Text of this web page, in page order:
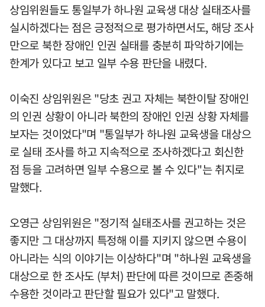
상임위원들도 통일부가 하나원 교육생 대상 실태조사를
실시하겠다는 점은 긍정적으로 평가하면서도, 해당 조사
만으로 북한 장애인 인권 실태를 충분히 파악하기에는
한계가 있다고 보고 일부 수용 판단을 내렸다.
이숙진 상임위원은 "당초 권고 자체는 북한이탈 장애인
의 인권 상황이 아니라 북한의 장애인 인권 상황 자체를
보자는 것이었다"며 "통일부가 하나원 교육생을 대상으
로 실태 조사를 하고 지속적으로 조사하겠다고 회신한
점 등을 고려하면 일부 수용으로 볼 수 있다"는 취지로
말했다.
오영근 상임위원은 "정기적 실태조사를 권고하는 것은
좋지만 그 대상까지 특정해 이를 지키지 않으면 수용이
아니라는 식의 이야기는 이상하다"며 "하나원 교육생을
대상으로 한 조사도 (부처) 판단에 따른 것이므로 존중해
수용한 것이라고 판단할 필요가 있다"고 말했다.